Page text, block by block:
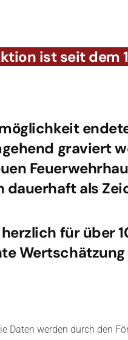
ist seit dem
graviert
dauerhaft als
für über
Daten werden durch den